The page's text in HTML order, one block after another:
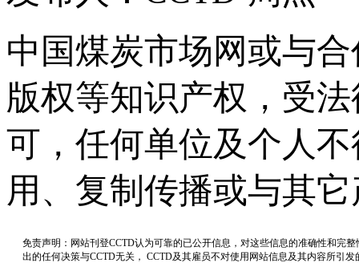
中国煤炭市场网或与
版权等知识产权，受
可，任何单位及个人
用、复制传播或与其
免责声明：网站刊登CCTD认为可靠的已公开信息，对这些信息的准确性和完
出的任何决策与CCTD无关， CCTD及其雇员不对使用网站信息及其内容所引